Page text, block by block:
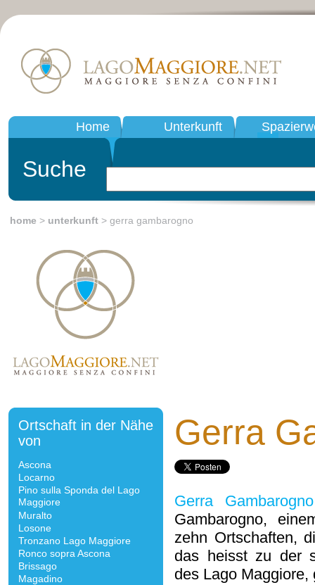
Home Unterkunft
Suche
home > unterkunft > gerra gambarogno
Ortschaft in der Nähe
von
Ascona
Locarno
Pino sulla Sponda del Lago
Maggiore
Muralto
Losone
Tronzano Lago Maggiore
Ronco sopra Ascona
Brissago
Magadino
Gerra
Gerra Gambarogno
Gambarogno,
zehn Ortschaften,
das heisst zu der
des Lago Maggiore,